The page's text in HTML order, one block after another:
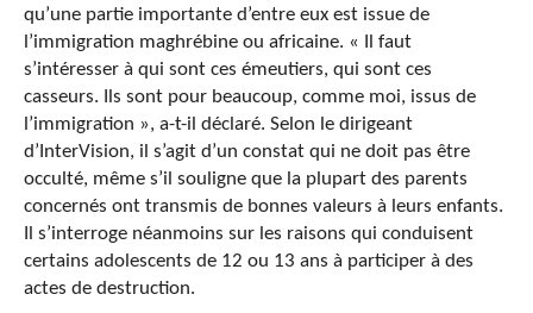
qu’une partie importante d’entre eux est issue de
l’immigration maghrébine ou africaine. « Il faut
s’intéresser à qui sont ces émeutiers, qui sont ces
casseurs. Ils sont pour beaucoup, comme moi, issus de
l’immigration », a-t-il déclaré. Selon le dirigeant
d’InterVision, il s’agit d’un constat qui ne doit pas être
occulté, même s’il souligne que la plupart des parents
concernés ont transmis de bonnes valeurs à leurs enfants.
Il s’interroge néanmoins sur les raisons qui conduisent
certains adolescents de 12 ou 13 ans à participer à des
actes de destruction.